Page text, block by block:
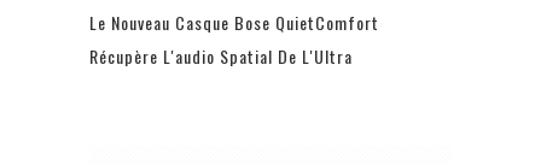
Le Nouveau Casque Bose QuietComfort
Récupère L'audio Spatial De L'Ultra